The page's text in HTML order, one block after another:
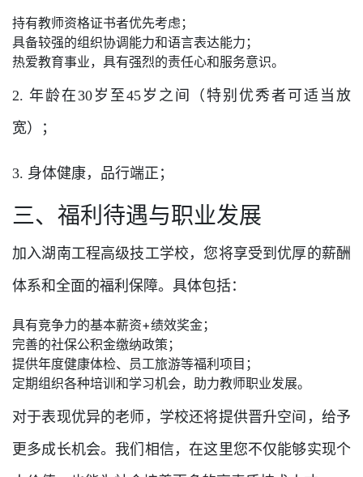
持有教师资格证书者优先考虑；
具备较强的组织协调能力和语言表达能力；
热爱教育事业，具有强烈的责任心和服务意识。
2. 年龄在30岁至45岁之间（特别优秀者可适当放
宽）；
3. 身体健康，品行端正；
三、福利待遇与职业发展
加入湖南工程高级技工学校，您将享受到优厚的薪酬
体系和全面的福利保障。具体包括：
具有竞争力的基本薪资+绩效奖金；
完善的社保公积金缴纳政策；
提供年度健康体检、员工旅游等福利项目；
定期组织各种培训和学习机会，助力教师职业发展。
对于表现优异的老师，学校还将提供晋升空间，给予
更多成长机会。我们相信，在这里您不仅能够实现个